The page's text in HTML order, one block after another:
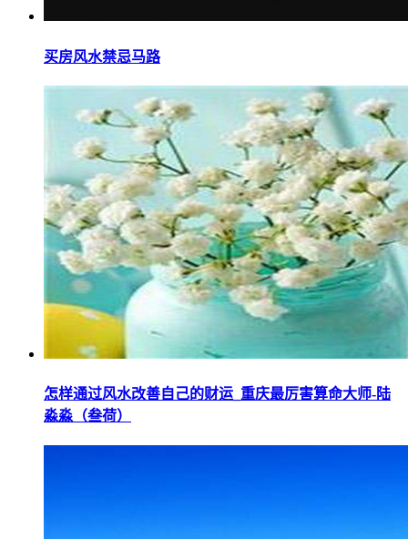
买房风水禁忌马路
怎样通过风水改善自己的财运_重庆最厉害算命大师-陆
淼淼（叁荷）